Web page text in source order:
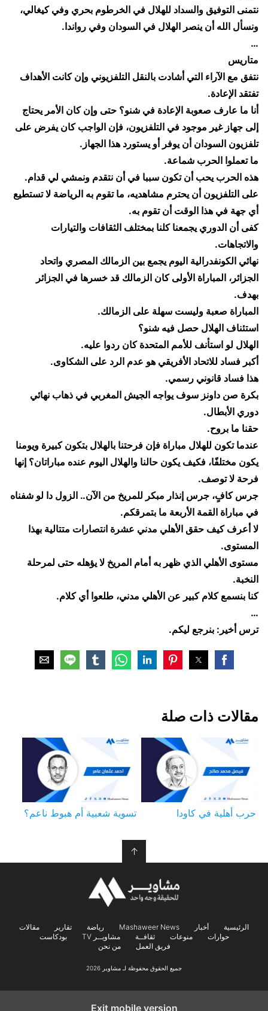
​نتمنى التوفيق والسداد للهلال في الخرطوم بحري وفي كيغالي،
ونسأل الله أن ينصر الهلال في السودان وفي رواندا.
​…
​متاريس
​نتفق مع الآراء التي أشادت بالنقل التلفزيوني وإن كانت الأهداف
تفتقد الإعادة.
​أنا ما عارف صعوبة الإعادة في شنو؟ حتى وإن كان الأمر يحتاج
إلى جهاز غير موجود في التلفزيون، فإن الواجب كان يفرض على
تلفزيون السودان أن يوفر أو يستورد هذا الجهاز.
ما تعملوا الحرب شماعة.
هذه الحرب يحب أن تكون سببا في أن نتقدم ونمشي لي قدام.
​على التلفزيون أن يحترم مشاهديه، ما تقوم به الرياضة لا تستطيع
أي جهة في هذا الوقت أن تقوم به.
​كفى أن الدوري يجمعنا كلنا بمختلف الثقافات والتيارات
والاتجاهات.
​نهائي الكونفدرالية اليوم يجمع بين الزمالك المصري واتحاد
الجزائر، المباراة الأولى كان الزمالك قد خسرها في الجزائر
بهدف.
​المباراة صعبة وليست سهلة على الزمالك.
​استئناف الهلال حصل فيه شنو؟
​الهلال لو استأنف للأمم المتحدة كان ردوا عليه.
​أكبر فساد للاتحاد الأفريقي هو عدم الرد على الشكاوى.
​هذا فساد قانوني رسمي.
​بكرة صن داونز سوف يواجه الجيش المغربي في ذهاب نهائي
دوري الأبطال.
​حقنا ما بروح.
​عندما تكون للهلال مباراة فإن فرحتنا بالهلال بتكون كبيرة ويومنا
يكون مختلفًا، فكيف يكون حالنا والهلال اليوم عنده مباراتان؟ إنها
فرحة لا توصف.
​جرس كافٍ، جرس إنذار مبكر للمريخ من الآن.. الزول دا لو شفناه
في مباراة القمة الأربعة ما بتمرقكم.
​لا أعرف كيف حقق الأهلي مدني عشرة انتصارات متتالية بهذا
المستوى.
​مستوى الأهلي الذي ظهر به أمام المريخ لا يؤهله حتى لمرحلة
النخبة.
​كنا بنسمع كلام كبير عن الأهلي مدني، طلعوا أي كلام.
​…
​ترس أخير: بنرجع ليكم.
مقالات ذات صلة
حرب أهلية في كاودا تسوية شعبية أم هبوط ناعم؟
↑
الرئيسية أخبار Mashaweer News رياضة تقارير
مقالات
حوارات
منوعات ثقافــة مشاويــر TV
بودكاست
فريق العمل
من نحن
جميع الحقوق محفوظة لـ مشاوير 2026
Exit mobile version